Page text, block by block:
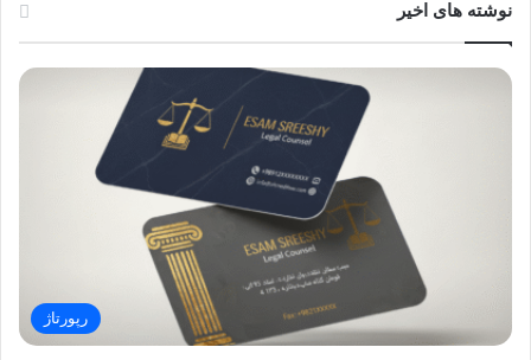
نوشته های اخیر
رپورتاژ